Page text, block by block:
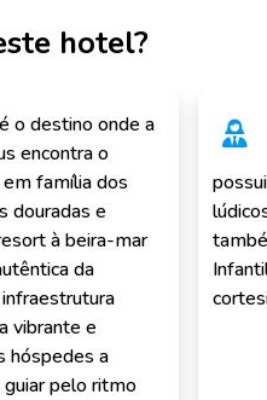
hotel?
o destino onde a
encontra o
família dos
douradas e
à beira-mar
da
vibrante e
hóspedes a
pelo ritmo